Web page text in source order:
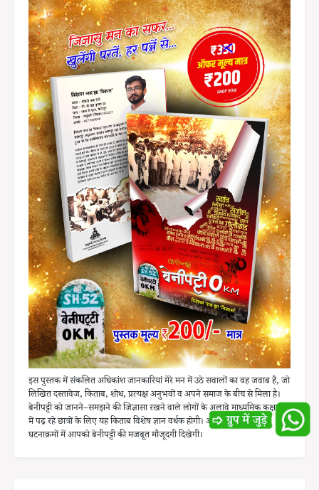
इस पुस्तक में संकलित अधिकांश जानकारियां मेरे मन में उठे सवालों का वह जवाब है, जो
लिखित दस्तावेज, किताब, शोध, प्रत्यक्ष अनुभवों व अपने समाज के बीच से मिला है।
बेनीपट्टी को जानने–समझने की जिज्ञासा रखने वाले लोगों के अलावे माध्यमिक कक्षाओं
में पढ़ रहे छात्रों के लिए यह किताब विशेष ज्ञान वर्धक होगी। अधिकांश ऐतिहासिक
घटनाक्रमों में आपको बेनीपट्टी की मजबूत मौजूदगी दिखेगी।